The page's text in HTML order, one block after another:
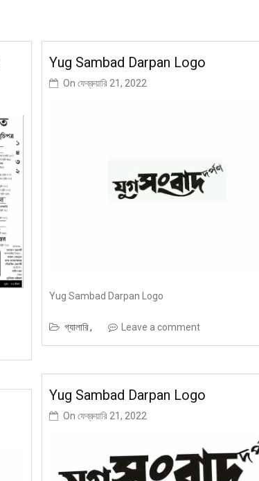
Yug Sambad Darpan Logo
Onফেব্রুয়ারি 21, 2022
Yug Sambad Darpan Logo
গ্যালারি Leave a comment
Yug Sambad Darpan Logo
Onফেব্রুয়ারি 21, 2022